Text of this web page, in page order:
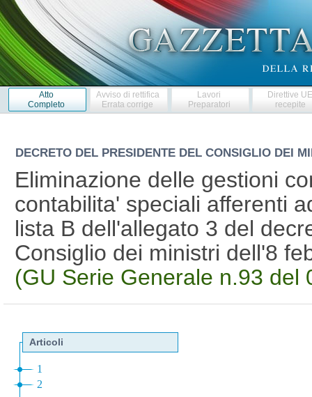
Atto
Completo
Avviso di rettifica
Errata corrige
Lavori
Preparatori
Direttive
recepite
DECRETO DEL PRESIDENTE DEL CONSIGLIO DEI
Eliminazione delle gestioni
contabilita' speciali afferenti
lista B dell'allegato 3 del
Consiglio dei ministri dell'8
(GU Serie Generale n.93 del